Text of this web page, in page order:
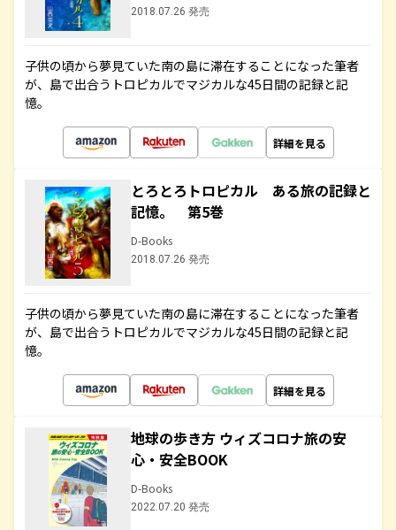
2018.07.26 発売
子供の頃から夢見ていた南の島に滞在することになった筆者
が、島で出合うトロピカルでマジカルな45日間の記録と記
憶。
詳細を見る
とろとろトロピカル ある旅の記録と
記憶。 第5巻
D-Books
2018.07.26 発売
子供の頃から夢見ていた南の島に滞在することになった筆者
が、島で出合うトロピカルでマジカルな45日間の記録と記
憶。
詳細を見る
地球の歩き方 ウィズコロナ旅の安
心・安全BOOK
D-Books
2022.07.20 発売